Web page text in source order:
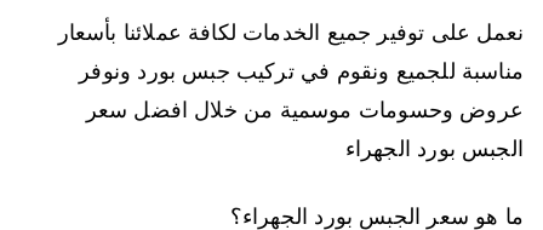
نعمل على توفير جميع الخدمات لكافة عملائنا بأسعار
مناسبة للجميع ونقوم في تركيب جبس بورد ونوفر
عروض وحسومات موسمية من خلال افضل سعر
الجبس بورد الجهراء
ما هو سعر الجبس بورد الجهراء؟